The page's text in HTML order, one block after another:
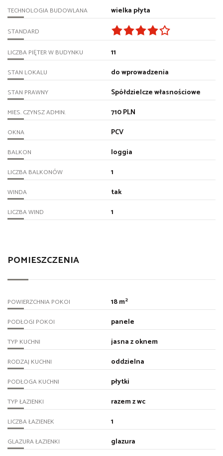
TECHNOLOGIA BUDOWLANA wielka płyta
STANDARD
LICZBA PIĘTER W BUDYNKU 11
STAN LOKALU do wprowadzenia
STAN PRAWNY Spółdzielcze własnościowe
MIES. CZYNSZ ADMIN. 710 PLN
OKNA PCV
BALKON loggia
LICZBA BALKONÓW 1
WINDA tak
LICZBA WIND 1
POMIESZCZENIA
POWIERZCHNIA POKOI 18 m2
PODŁOGI POKOI panele
TYP KUCHNI jasna z oknem
RODZAJ KUCHNI oddzielna
PODŁOGA KUCHNI płytki
TYP ŁAZIENKI razem z wc
LICZBA ŁAZIENEK 1
GLAZURA ŁAZIENKI glazura